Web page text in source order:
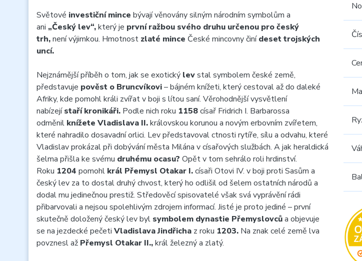
Světové investiční mince bývají věnovány silným národním symbolům a
ani „Český lev“,který je první ražbou svého druhu určenou pro český
trh,není výjimkou. Hmotnost zlaté mince České mincovny činídeset trojských
uncí.
Nejznámější příběh o tom, jak se exotický levstal symbolem české země,
představuje pověst o Bruncvíkovi– bájném knížeti, který cestoval až do daleké
Afriky, kde pomohl králi zvířat v boji s lítou saní. Věrohodnější vysvětlení
nabízejístaří kronikáři. Podle nich roku 1158císař Fridrich I. Barbarossa
odměnil knížete Vladislava II.královskou korunou a novým erbovním zvířetem,
které nahradilo dosavadní orlici. Lev představoval ctnosti rytíře, sílu a odvahu, které
Vladislav prokázal při dobývání města Milána v císařových službách. A jak heraldická
šelma přišla ke svému druhému ocasu? Opět v tom sehrálo roli hrdinství.
Roku 1204 pomohl král Přemysl Otakar I.císaři Otovi IV. v boji proti Sasům a
český lev za to dostal druhý chvost, který ho odlišil od šelem ostatních národů a
dodal mu jedinečnou prestiž. Středověcí spisovatelé však svá vyprávění rádi
přibarvovali a nejsou spolehlivým zdrojem informací. Jisté je proto jediné – první
skutečně doložený český lev byl symbolem dynastie Přemyslovcůa objevuje
se na jezdecké pečeti Vladislava Jindřicha z roku 1203. Na znak celé země lva
povznesl až Přemysl Otakar II.,král železný a zlatý.